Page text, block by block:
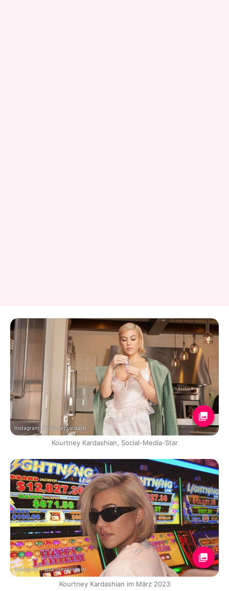
Instagram / kourtneykardash
Kourtney Kardashian, Social-Media-Star
Instagram / kourtneykardash
Kourtney Kardashian im März 2023